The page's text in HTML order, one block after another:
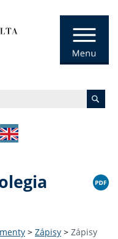
> Zápisy > Zápisy